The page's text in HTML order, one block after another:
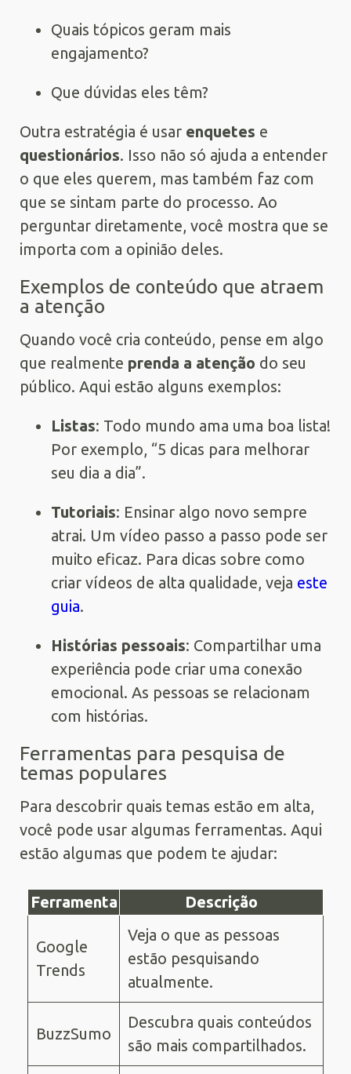
Quais tópicos geram mais
engajamento?
Que dúvidas eles têm?
Outra estratégia é usar enquetes e
questionários. Isso não só ajuda a entender
o que eles querem, mas também faz com
que se sintam parte do processo. Ao
perguntar diretamente, você mostra que se
importa com a opinião deles.
Exemplos de conteúdo que atraem
a atenção
Quando você cria conteúdo, pense em algo
que realmente prenda a atenção do seu
público. Aqui estão alguns exemplos:
Listas: Todo mundo ama uma boa lista!
Por exemplo, “5 dicas para melhorar
seu dia a dia”.
Tutoriais: Ensinar algo novo sempre
atrai. Um vídeo passo a passo pode ser
muito eficaz. Para dicas sobre como
criar vídeos de alta qualidade, veja este
guia.
Histórias pessoais: Compartilhar uma
experiência pode criar uma conexão
emocional. As pessoas se relacionam
com histórias.
Ferramentas para pesquisa de
temas populares
Para descobrir quais temas estão em alta,
você pode usar algumas ferramentas. Aqui
estão algumas que podem te ajudar:
Ferramenta Descrição
Google
Trends
Veja o que as pessoas
estão pesquisando
atualmente.
BuzzSumo
Descubra quais conteúdos
são mais compartilhados.